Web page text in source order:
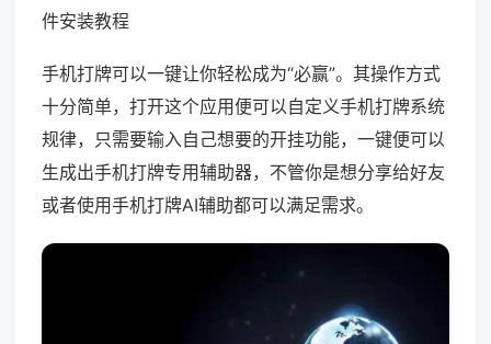
件安装教程
手机打牌可以一键让你轻松成为“必赢”。其操作方式
十分简单，打开这个应用便可以自定义手机打牌系统
规律，只需要输入自己想要的开挂功能，一键便可以
生成出手机打牌专用辅助器，不管你是想分享给好友
或者使用手机打牌AI辅助都可以满足需求。